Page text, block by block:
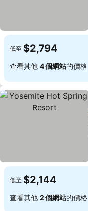
低至 $2,794
查看其他 4 個網站的價格
低至 $2,144
查看其他 2 個網站的價格